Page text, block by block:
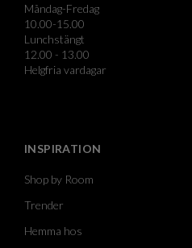
Måndag-Fredag
10.00-15.00
Lunchstängt
12.00 - 13.00
Helgfria vardagar
INSPIRATION
Shop by Room
Trender
Hemma hos